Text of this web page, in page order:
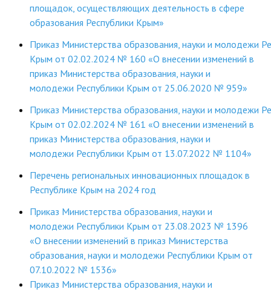
Готовимся к новому учебному году 2026-2027
Профессиональная переподготовка
Повышение квалификации
КОНТАКТЫ
площадок, осуществляющих деятельность в сфере
образования Республики Крым»
Приказ Министерства образования, науки и молодежи
Крым от 02.02.2024 № 160 «О внесении изменений в
приказ Министерства образования, науки и
молодежи Республики Крым от 25.06.2020 № 959»
Приказ Министерства образования, науки и молодежи
Крым от 02.02.2024 № 161 «О внесении изменений в
приказ Министерства образования, науки и
молодежи Республики Крым от 13.07.2022 № 1104»
Перечень региональных инновационных площадок в
Республике Крым на 2024 год
Приказ Министерства образования, науки и
молодежи Республики Крым от 23.08.2023 № 1396
«О внесении изменений в приказ Министерства
образования, науки и молодежи Республики Крым от
07.10.2022 № 1536»
Приказ Министерства образования, науки и